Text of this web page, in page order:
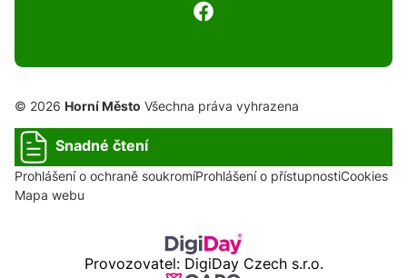
© 2026 Horní Město Všechna práva vyhrazena
Snadné čtení
Prohlášení o ochraně soukromíProhlášení o přístupnostiCookies
Mapa webu
Provozovatel: DigiDay Czech s.r.o.